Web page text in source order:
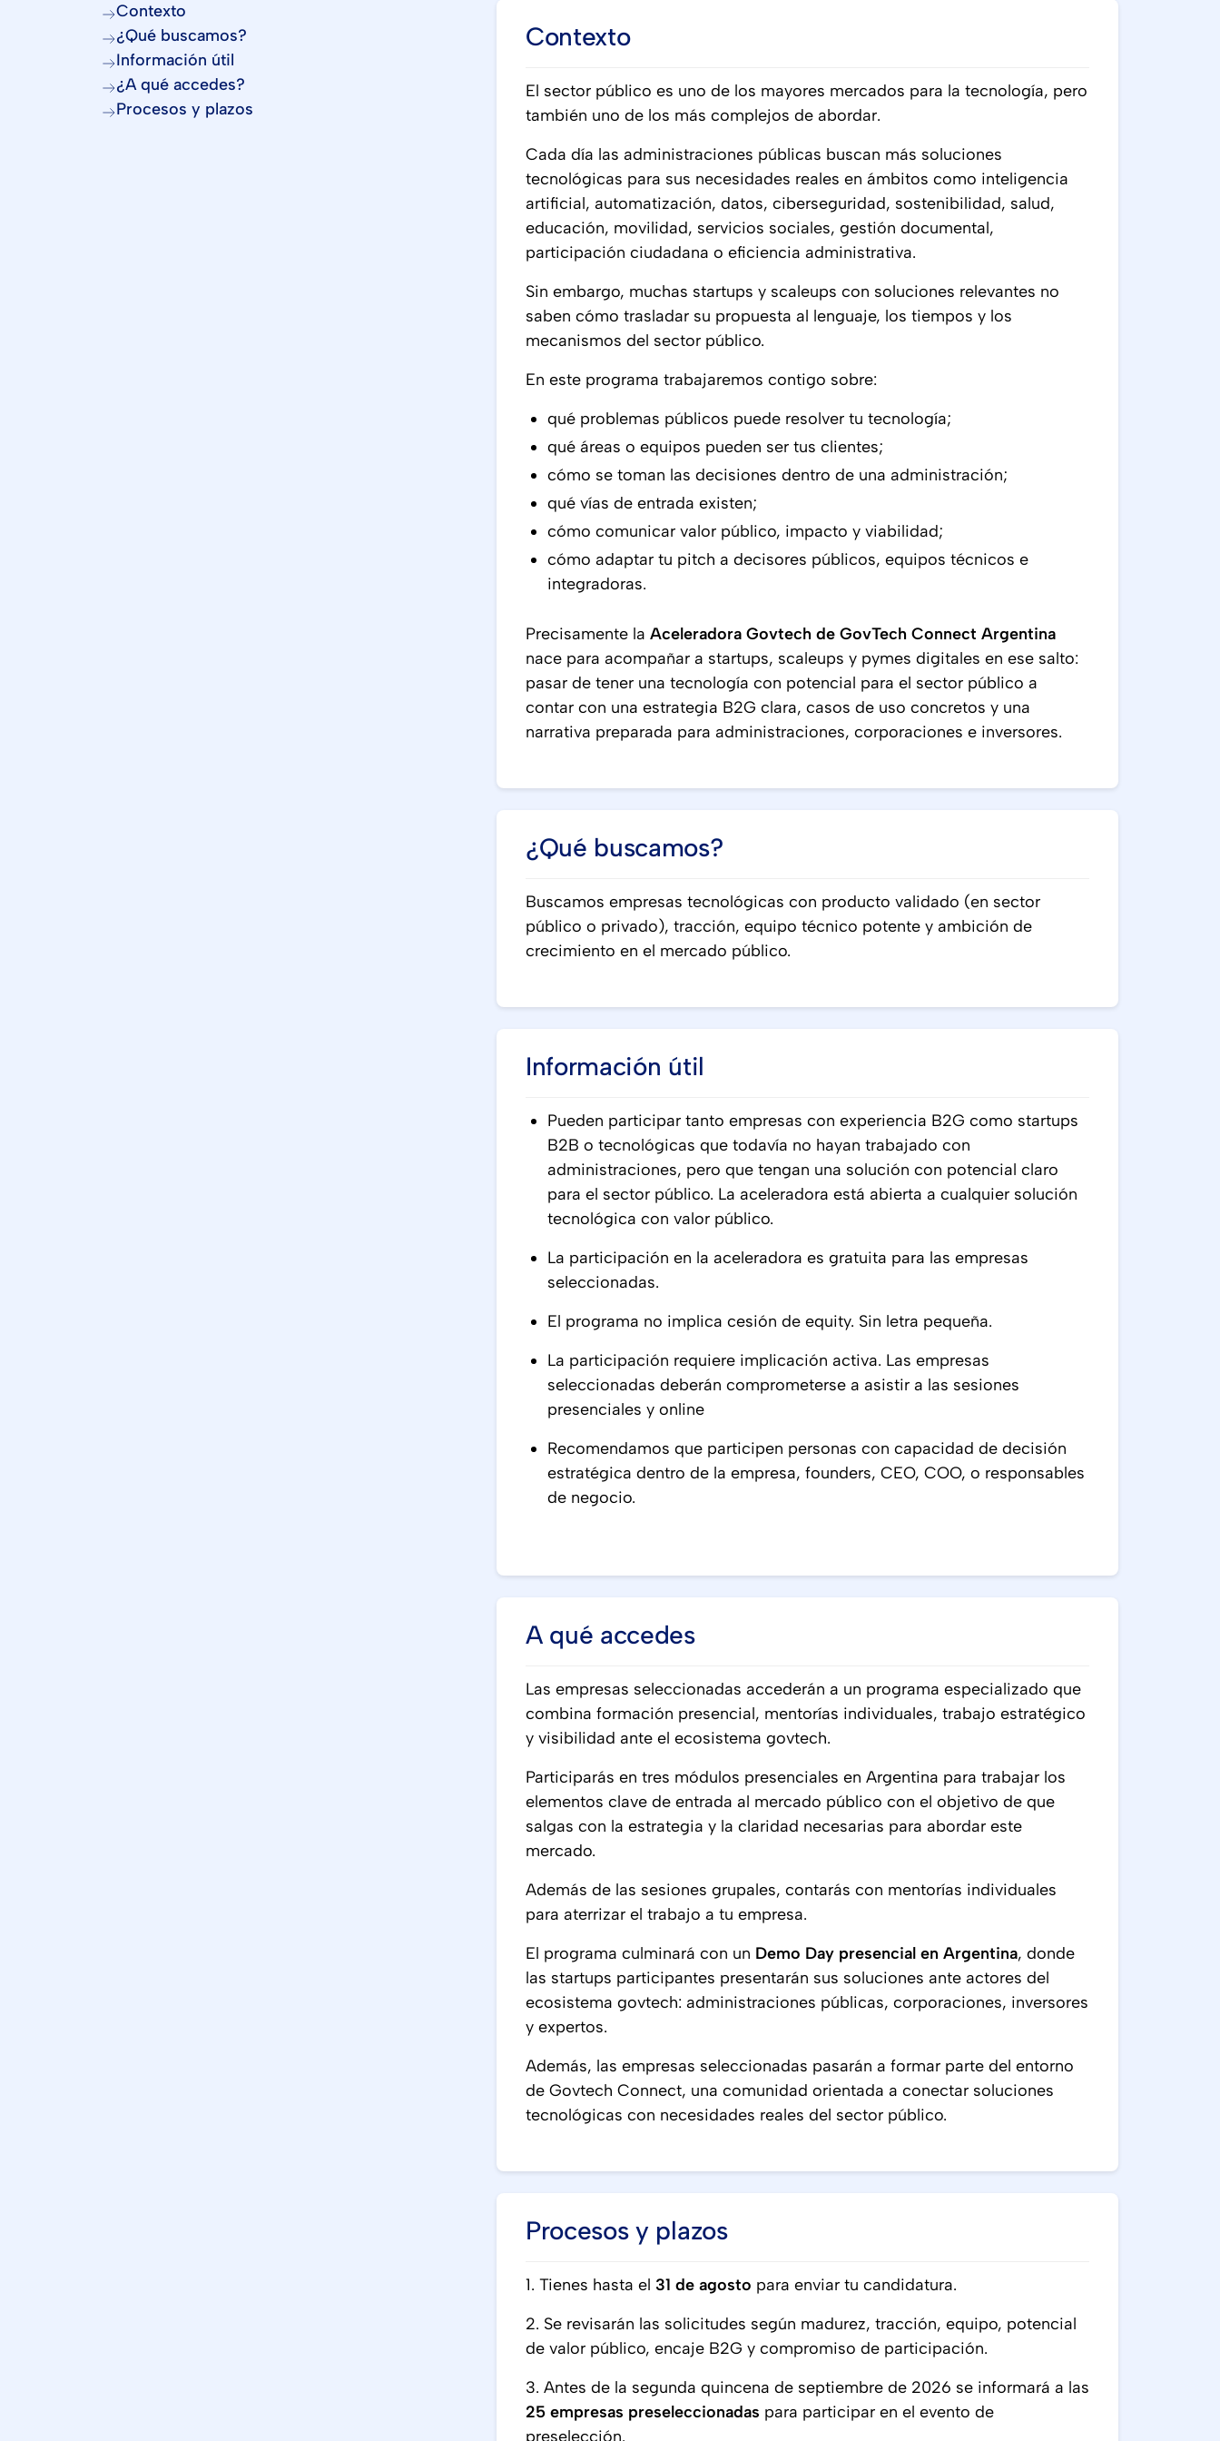
Contexto
¿Qué buscamos?
Información útil
¿A qué accedes?
Procesos y plazos
Contexto
El sector público es uno de los mayores mercados para la tecnología, pero
también uno de los más complejos de abordar.
Cada día las administraciones públicas buscan más soluciones
tecnológicas para sus necesidades reales en ámbitos como inteligencia
artificial, automatización, datos, ciberseguridad, sostenibilidad, salud,
educación, movilidad, servicios sociales, gestión documental,
participación ciudadana o eficiencia administrativa.
Sin embargo, muchas startups y scaleups con soluciones relevantes no
saben cómo trasladar su propuesta al lenguaje, los tiempos y los
mecanismos del sector público.
En este programa trabajaremos contigo sobre:
qué problemas públicos puede resolver tu tecnología;
qué áreas o equipos pueden ser tus clientes;
cómo se toman las decisiones dentro de una administración;
qué vías de entrada existen;
cómo comunicar valor público, impacto y viabilidad;
cómo adaptar tu pitch a decisores públicos, equipos técnicos e
integradoras.
Precisamente la Aceleradora Govtech de GovTech Connect Argentina
nace para acompañar a startups, scaleups y pymes digitales en ese salto:
pasar de tener una tecnología con potencial para el sector público a
contar con una estrategia B2G clara, casos de uso concretos y una
narrativa preparada para administraciones, corporaciones e inversores.
¿Qué buscamos?
Buscamos empresas tecnológicas con producto validado (en sector
público o privado), tracción, equipo técnico potente y ambición de
crecimiento en el mercado público.
Información útil
Pueden participar tanto empresas con experiencia B2G como startups
B2B o tecnológicas que todavía no hayan trabajado con
administraciones, pero que tengan una solución con potencial claro
para el sector público. La aceleradora está abierta a cualquier solución
tecnológica con valor público.
La participación en la aceleradora es gratuita para las empresas
seleccionadas.
El programa no implica cesión de equity. Sin letra pequeña.
La participación requiere implicación activa. Las empresas
seleccionadas deberán comprometerse a asistir a las sesiones
presenciales y online
Recomendamos que participen personas con capacidad de decisión
estratégica dentro de la empresa, founders, CEO, COO, o responsables
de negocio.
A qué accedes
Las empresas seleccionadas accederán a un programa especializado que
combina formación presencial, mentorías individuales, trabajo estratégico
y visibilidad ante el ecosistema govtech.
Participarás en tres módulos presenciales en Argentina para trabajar los
elementos clave de entrada al mercado público con el objetivo de que
salgas con la estrategia y la claridad necesarias para abordar este
mercado.
Además de las sesiones grupales, contarás con mentorías individuales
para aterrizar el trabajo a tu empresa.
El programa culminará con un Demo Day presencial en Argentina, donde
las startups participantes presentarán sus soluciones ante actores del
ecosistema govtech: administraciones públicas, corporaciones, inversores
y expertos.
Además, las empresas seleccionadas pasarán a formar parte del entorno
de Govtech Connect, una comunidad orientada a conectar soluciones
tecnológicas con necesidades reales del sector público.
Procesos y plazos
1. Tienes hasta el 31 de agosto para enviar tu candidatura.
2. Se revisarán las solicitudes según madurez, tracción, equipo, potencial
de valor público, encaje B2G y compromiso de participación.
3. Antes de la segunda quincena de septiembre de 2026 se informará a las
25 empresas preseleccionadas para participar en el evento de
preselección.